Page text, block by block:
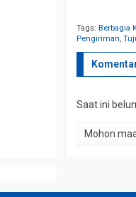
Tags:Berbagia
Pengiriman,
Saat ini
Mohon